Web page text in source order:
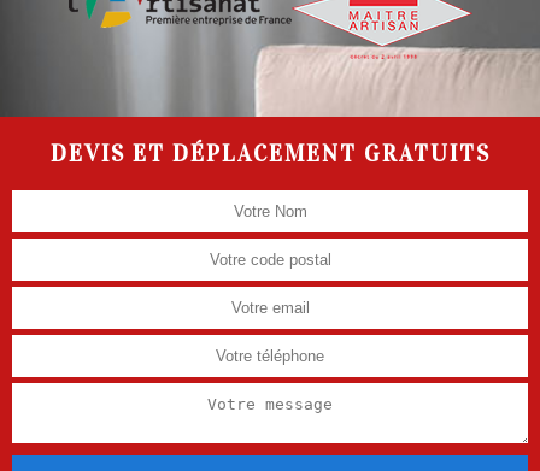
DEVIS ET DÉPLACEMENT GRATUITS